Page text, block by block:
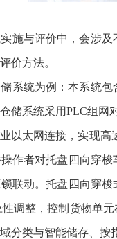
施与评价中，会涉
价方法。
系统为例：本系统
储系统采用PLC组
以太网连接，实现
作者对托盘四向穿
联动。托盘四向穿
调整，控制货物单
分类与智能储存、按